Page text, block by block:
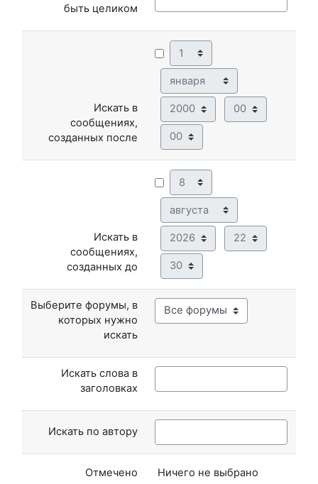
быть целиком
Искать в
сообщениях,
созданных после
День
Год Час
Минута
Искать в
сообщениях,
созданных до
День
Год Час
Минута
Выберите форумы, в
которых нужно
искать
Искать слова в
заголовках
Искать по автору
Отмечено Выбранные элементы:
Ничего не выбрано